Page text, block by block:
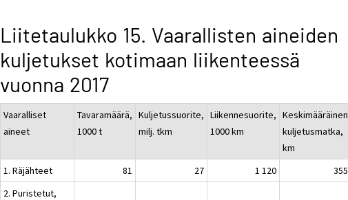
Liitetaulukko 15. Vaarallisten aineiden
kuljetukset kotimaan liikenteessä
vuonna 2017
Vaaralliset
aineet
Tavaramäärä,
1000 t
Kuljetussuorite,
milj. tkm
Liikennesuorite,
1000 km
Keskimääräinen
kuljetusmatka,
km
1. Räjähteet
81 27 1 120
355
2. Puristetut,